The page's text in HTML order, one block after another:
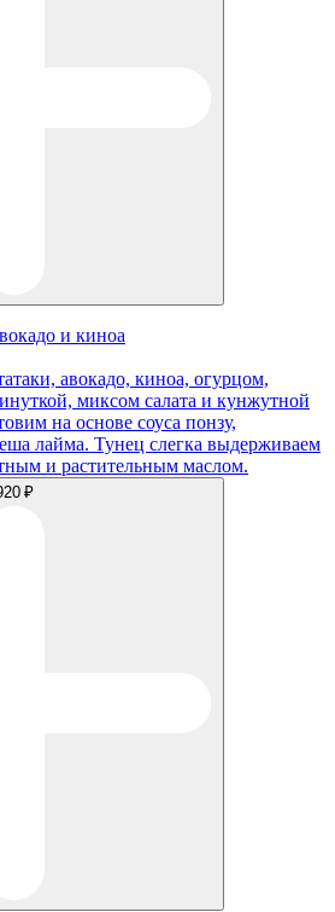
и киноа
авокадо, киноа, огурцом,
миксом салата и кунжутной
на основе соуса понзу,
лайма. Тунец слегка выдерживаем
и растительным маслом.
₽